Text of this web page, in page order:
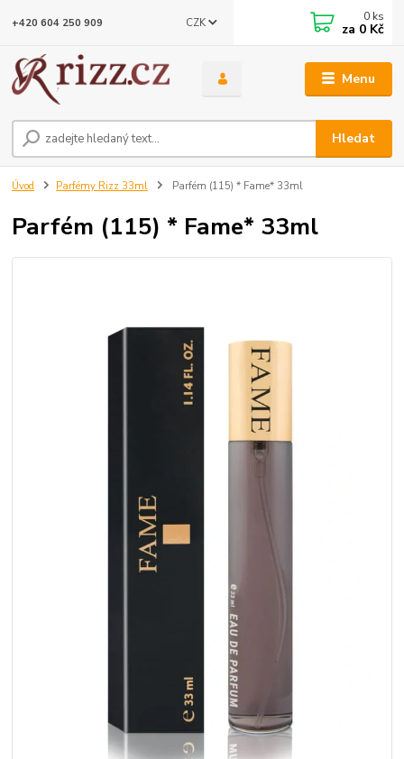
Menu
CZK
Hledat
+420 604 250 909 0 ks
za 0 Kč
Úvod Parfémy Rizz 33ml Parfém (115) * Fame* 33ml
Parfém (115) * Fame* 33ml